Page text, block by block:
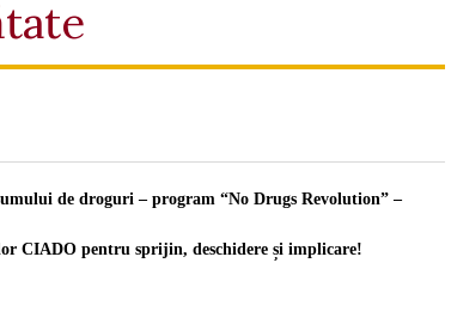
de droguri – program “No Drugs Revolution” –
CIADO pentru sprijin, deschidere și implicare!